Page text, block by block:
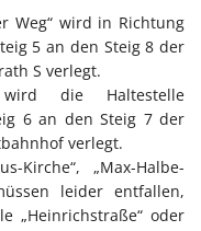
Weg“ wird in Richtung
5 an den Steig 8 der
S verlegt.
die Haltestelle
6 an den Steig 7 der
verlegt.
Kirche“, „Max-Halbe-
leider entfallen,
„Heinrichstraße“ oder